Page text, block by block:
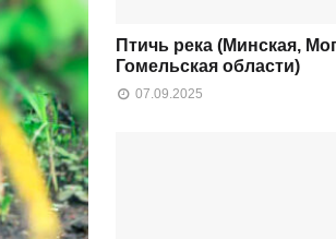
Птичь река (Минская,
Гомельская области)
07.09.2025